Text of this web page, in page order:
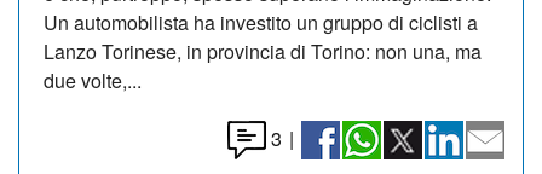
Un automobilista ha investito un gruppo di ciclisti a
Lanzo Torinese, in provincia di Torino: non una, ma
due volte,...
3 |